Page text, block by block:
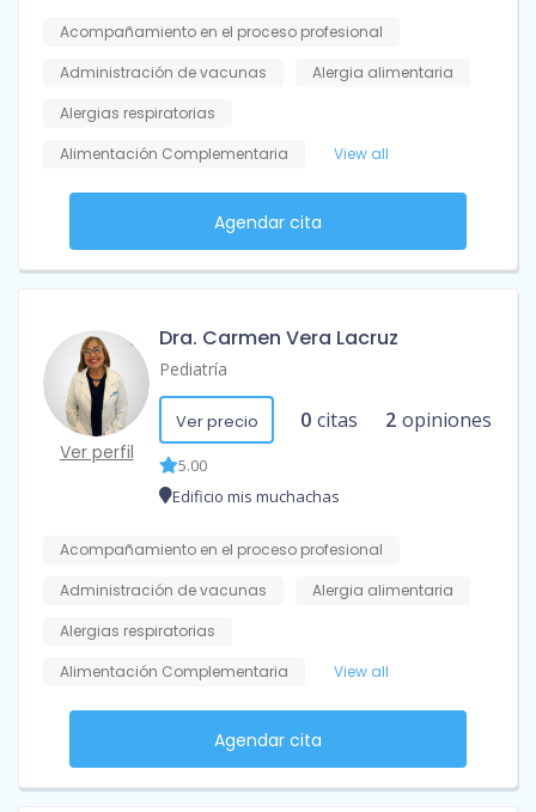
Acompañamiento en el proceso profesional
Administración de vacunas
Alergia alimentaria
Alergias respiratorias
Alimentación Complementaria
View all
Agendar cita
Ver perfil
Dra. Carmen Vera Lacruz
Pediatría
Ver precio 0 citas 2 opiniones
5.00
Edificio mis muchachas
Acompañamiento en el proceso profesional
Administración de vacunas
Alergia alimentaria
Alergias respiratorias
Alimentación Complementaria
View all
Agendar cita